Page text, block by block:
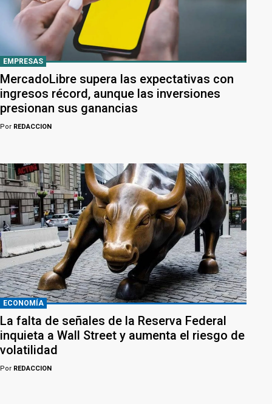
EMPRESAS
MercadoLibre supera las expectativas con
ingresos récord, aunque las inversiones
presionan sus ganancias
Por REDACCION
ECONOMÍA
La falta de señales de la Reserva Federal
inquieta a Wall Street y aumenta el riesgo de
volatilidad
Por REDACCION